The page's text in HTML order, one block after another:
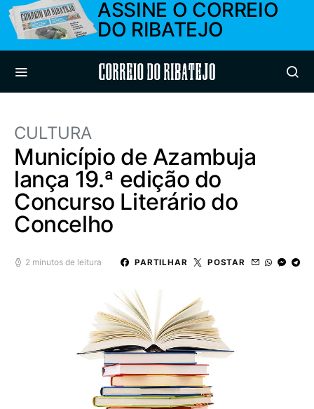
ASSINE O CORREIO
DO RIBATEJO
Correio do Ribatejo
CULTURA
Município de Azambuja
lança 19.ª edição do
Concurso Literário do
Concelho
2 minutos de leitura PARTILHAR POSTAR